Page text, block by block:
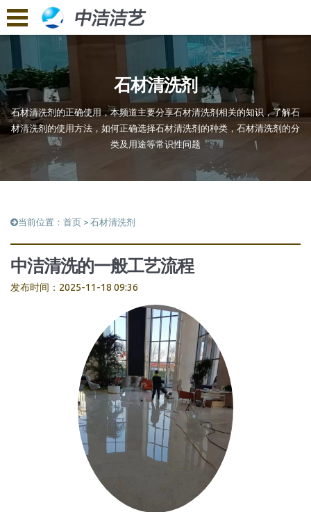
石材清洗剂
石材清洗剂的正确使用，本频道主要分享石材清洗剂相关的知识，了解石
材清洗剂的使用方法，如何正确选择石材清洗剂的种类，石材清洗剂的分
类及用途等常识性问题
当前位置： 首页 > 石材清洗剂
中洁清洗的一般工艺流程
发布时间：2025-11-18 09:36